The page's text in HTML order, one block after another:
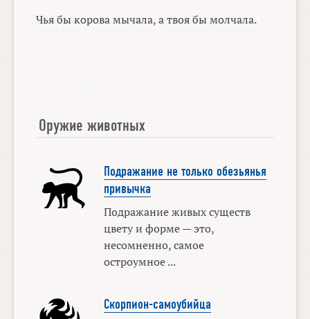
Чья бы корова мычала, а твоя бы молчала.
Оружие животных
Подражание не только обезьянья
привычка
Подражание живых существ
цвету и форме — это,
несомненно, самое
остроумное ...
Скорпион-самоубийца